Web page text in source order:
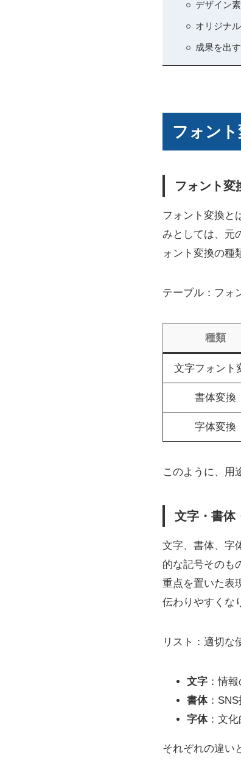
デザイン
オリジナ
成果を出
フォン
フォント変
フォント変換と
みとしては、元
ォント変換の種
テーブル：フォ
種類
文字フォント
書体変換
字体変換
このように、用
文字・書体
文字、書体、字
的な記号そのも
重点を置いた表
伝わりやすくな
リスト：適切な
文字 ：情
書体：
字体：文化
それぞれの違い